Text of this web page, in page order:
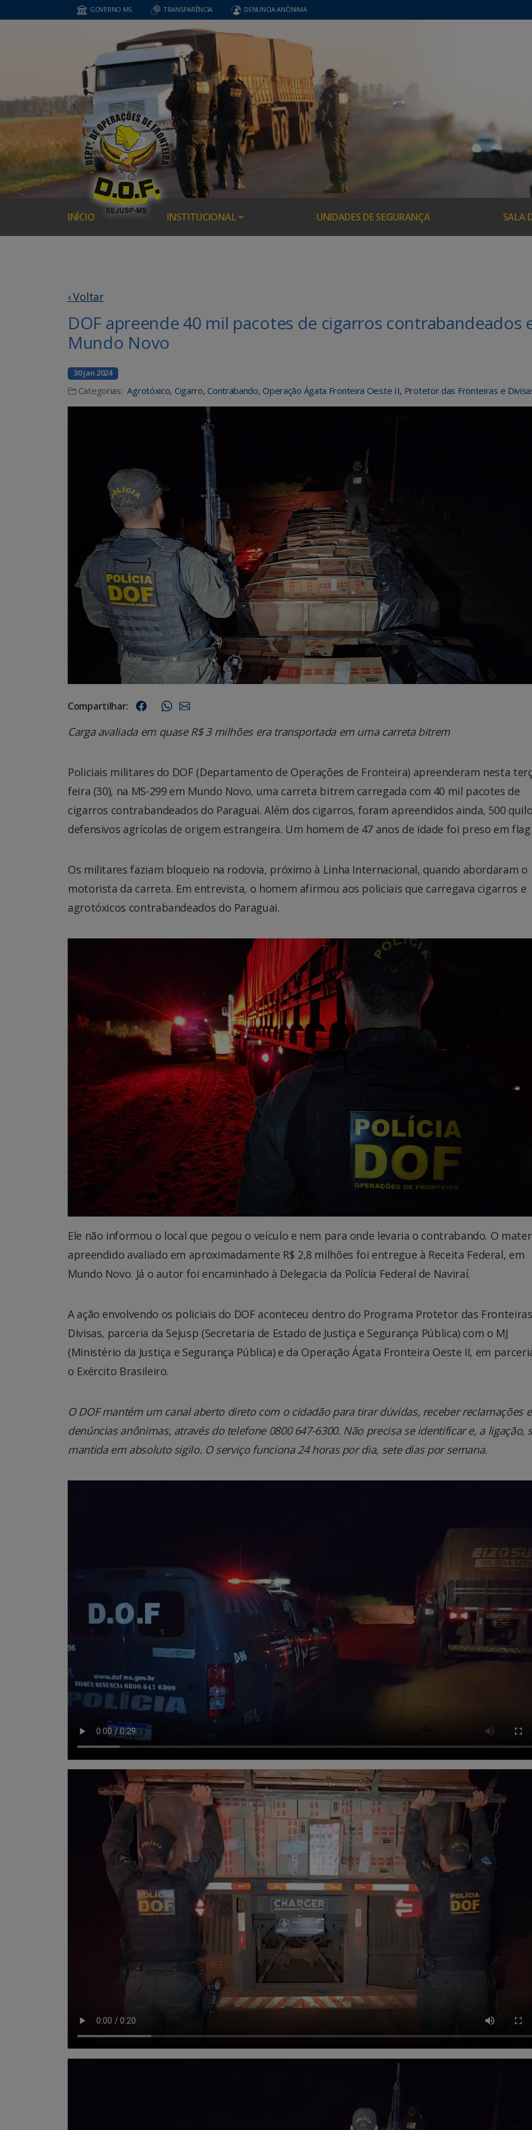
GOVERNO MS TRANSPARÊNCIA DENUNCIA ANÔNIMA
INÍCIO INSTITUCIONAL UNIDADES DE SEGURANÇA SALA
‹ Voltar
DOF apreende 40 mil pacotes de cigarros contrabandeados
Mundo Novo
30 jan 2024
Categorias: Agrotóxico, Cigarro, Contrabando, Operação Ágata Fronteira Oeste II, Protetor das Fronteiras e
Compartilhar:
Carga avaliada em quase R$ 3 milhões era transportada em uma carreta bitrem
Policiais militares do DOF (Departamento de Operações de Fronteira) apreenderam nesta
feira (30), na MS-299 em Mundo Novo, uma carreta bitrem carregada com 40 mil pacotes de
cigarros contrabandeados do Paraguai. Além dos cigarros, foram apreendidos ainda, 500
defensivos agrícolas de origem estrangeira. Um homem de 47 anos de idade foi preso em
Os militares faziam bloqueio na rodovia, próximo à Linha Internacional, quando abordaram o
motorista da carreta. Em entrevista, o homem afirmou aos policiais que carregava cigarros e
agrotóxicos contrabandeados do Paraguai.
Ele não informou o local que pegou o veículo e nem para onde levaria o contrabando. O
apreendido avaliado em aproximadamente R$ 2,8 milhões foi entregue à Receita Federal, em
Mundo Novo. Já o autor foi encaminhado à Delegacia da Polícia Federal de Naviraí.
A ação envolvendo os policiais do DOF aconteceu dentro do Programa Protetor das
Divisas, parceria da Sejusp (Secretaria de Estado de Justiça e Segurança Pública) com o MJ
(Ministério da Justiça e Segurança Pública) e da Operação Ágata Fronteira Oeste II, em
o Exército Brasileiro.
O DOF mantém um canal aberto direto com o cidadão para tirar dúvidas, receber reclamações e
denúncias anônimas, através do telefone 0800 647-6300. Não precisa se identificar e, a ligação,
mantida em absoluto sigilo. O serviço funciona 24 horas por dia, sete dias por semana.